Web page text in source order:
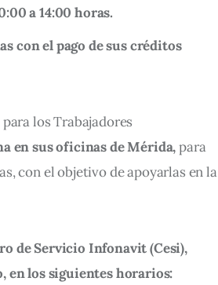
a 14:00 horas.
con el pago de sus créditos
los Trabajadores
en sus oficinas de Mérida, para
con el objetivo de apoyarlas en la
de Servicio Infonavit (Cesi),
en los siguientes horarios: